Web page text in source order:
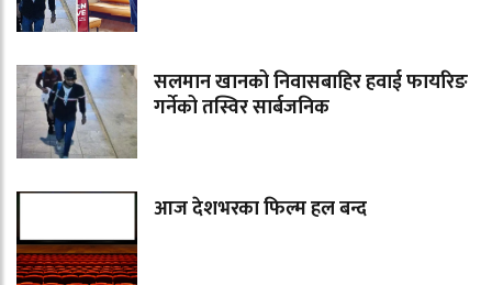
सलमान खानको निवासबाहिर हवाई फायरिङ
गर्नेको तस्विर सार्बजनिक
आज देशभरका फिल्म हल बन्द